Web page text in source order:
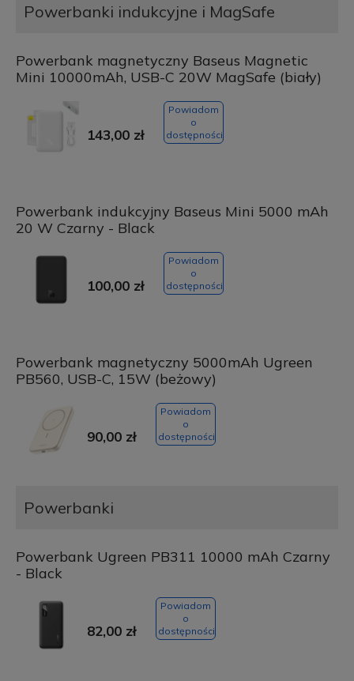
Powerbanki indukcyjne i MagSafe
Powerbank magnetyczny Baseus Magnetic
Mini 10000mAh, USB-C 20W MagSafe (biały)
143,00 zł
Powiadom
o
dostępności
Powerbank indukcyjny Baseus Mini 5000 mAh
20 W Czarny - Black
100,00 zł
Powiadom
o
dostępności
Powerbank magnetyczny 5000mAh Ugreen
PB560, USB-C, 15W (beżowy)
90,00 zł
Powiadom
o
dostępności
Powerbanki
Powerbank Ugreen PB311 10000 mAh Czarny
- Black
82,00 zł
Powiadom
o
dostępności